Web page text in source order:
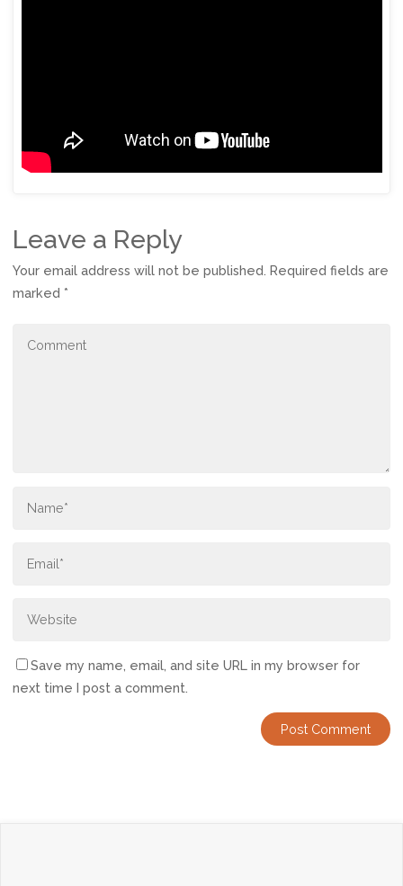
Leave a Reply
Your email address will not be published. Required fields are
marked *
Save my name, email, and site URL in my browser for
next time I post a comment.